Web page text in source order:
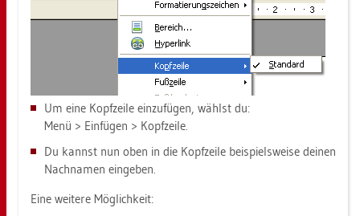
Um eine Kopf­zei­le ein­zu­fü­gen, wählst du:
Menü > Ein­fü­gen > Kopf­zei­le.
Du kannst nun oben in die Kopf­zei­le bei­spiels­wei­se dei­nen
Nach­na­men ein­ge­ben.
Eine wei­te­re Mög­lich­keit: